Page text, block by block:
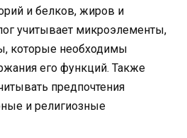
и белков, жиров и
учитывает микроэлементы,
которые необходимы
его функций. Также
предпочтения
и религиозные